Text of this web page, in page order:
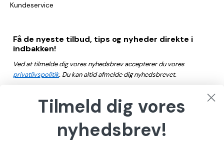
Kundeservice
Få de nyeste tilbud, tips og nyheder direkte i
indbakken!
Ved at tilmelde dig vores nyhedsbrev accepterer du vores
privatlivspolitik. Du kan altid afmelde dig nyhedsbrevet.
Tilmeld dig
Tilmeld dig vores
nyhedsbrev!